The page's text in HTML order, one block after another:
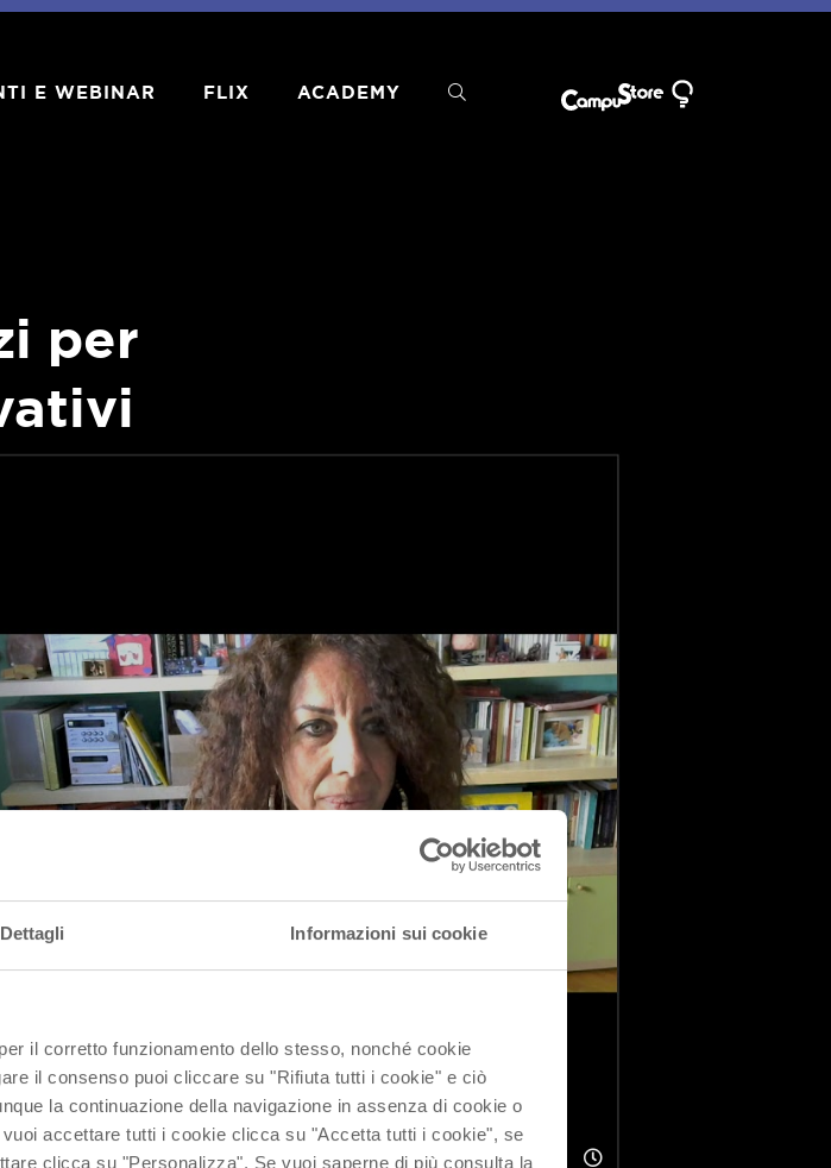
Dettagli Informazioni sui cookie
il corretto funzionamento dello stesso, nonché cookie
il consenso puoi cliccare su "Rifiuta tutti i cookie" e ciò
la continuazione della navigazione in assenza di cookie o
accettare tutti i cookie clicca su "Accetta tutti i cookie", se
clicca su "Personalizza". Se vuoi saperne di più consulta la
E WEBINAR FLIX ACADEMY
per